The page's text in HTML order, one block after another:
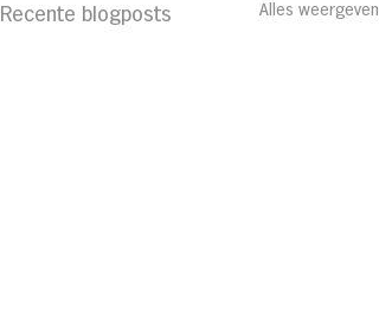
Recente blogposts Alles weergeven